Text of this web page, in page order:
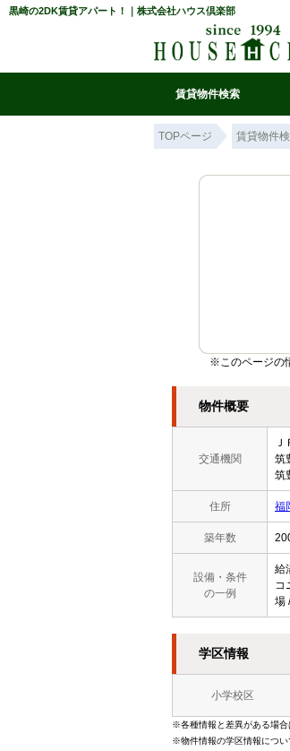
黒崎の2DK賃貸アパート！｜株式会社ハウス倶楽部
賃貸物件検索
条件検索
お気に入り
閲覧履歴
マイ条件リスト
TOPページ 賃貸物件
※このページの
物件概要
交通機関
筑
筑
住所 福
築年数
設備・条件
の一例
給
コ
場
学区情報
小学校区
※各種情報と差異がある場
※物件情報の学区情報につい